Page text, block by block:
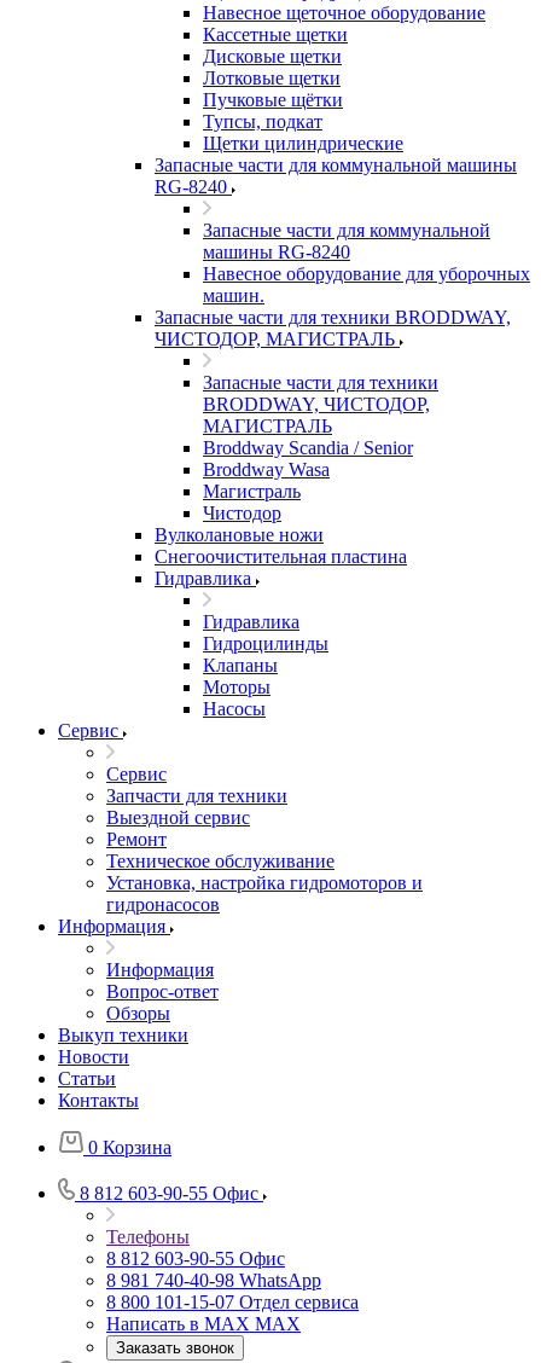
Навесное щеточное оборудование
Кассетные щетки
Дисковые щетки
Лотковые щетки
Пучковые щётки
Тупсы, подкат
Щетки цилиндрические
Запасные части для коммунальной машины
RG-8240
Запасные части для коммунальной
машины RG-8240
Навесное оборудование для уборочных
машин.
Запасные части для техники BRODDWAY,
ЧИСТОДОР, МАГИСТРАЛЬ
Запасные части для техники
BRODDWAY, ЧИСТОДОР,
МАГИСТРАЛЬ
Broddway Scandia / Senior
Broddway Wasa
Магистраль
Чистодор
Вулколановые ножи
Снегоочистительная пластина
Гидравлика
Гидравлика
Гидроцилинды
Клапаны
Моторы
Насосы
Сервис
Сервис
Запчасти для техники
Выездной сервис
Ремонт
Техническое обслуживание
Установка, настройка гидромоторов и
гидронасосов
Информация
Информация
Вопрос-ответ
Обзоры
Выкуп техники
Новости
Статьи
Контакты
0 Корзина
8 812 603-90-55 Офис
Телефоны
8 812 603-90-55 Офис
8 981 740-40-98 WhatsApp
8 800 101-15-07 Отдел сервиса
Написать в MAX MAX
Заказать звонок